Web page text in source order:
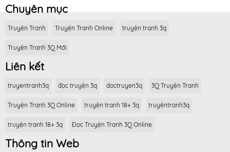
Chuyên mục
Truyện Tranh Truyện Tranh Online truyện tranh 3q
Truyện Tranh 3Q Mới
Liên kết
truyentranh3q đọc truyện 3q doctruyen3q 3Q Truyện Tranh
Truyện Tranh 3Q Online truyện tranh 18+ 3q truyệntranh3q
truyện tranh 18+ 3q Đọc Truyện Tranh 3Q Online
Thông tin Web